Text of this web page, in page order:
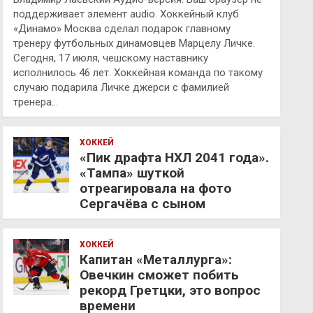
поддерживает элемент audio. Хоккейный клуб
«Динамо» Москва сделал подарок главному
тренеру футбольных динамовцев Марцелу Личке.
Сегодня, 17 июля, чешскому наставнику
исполнилось 46 лет. Хоккейная команда по такому
случаю подарила Личке джерси с фамилией
тренера…
ХОККЕЙ
«Пик драфта НХЛ 2041 года».
«Тампа» шуткой
отреагировала на фото
Сергачёва с сыном
ХОККЕЙ
Капитан «Металлурга»:
Овечкин сможет побить
рекорд Гретцки, это вопрос
времени